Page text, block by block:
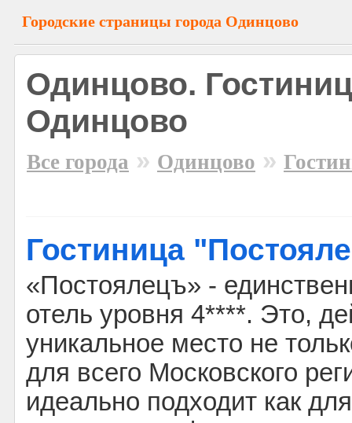
Городские страницы города Одинцово
Одинцово.
Одинцово
Все города » Одинцово »
Гостиница
«Постоялецъ» -
отель уровня 4****. Это,
уникальное место не
для всего Московского
идеально подходит как